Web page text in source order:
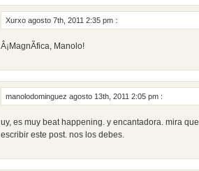
Xurxo agosto 7th, 2011 2:35 pm :
Â¡MagnÃ­fica, Manolo!
manolodominguez agosto 13th, 2011 2:05 pm :
uy, es muy beat happening. y encantadora. mira
escribir este post. nos los debes.